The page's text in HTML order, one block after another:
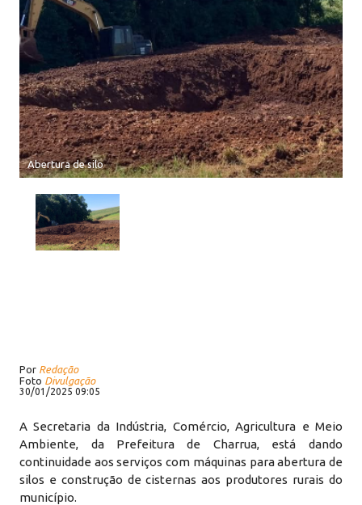
Abertura de silo
Por Redação
Foto Divulgação
30/01/2025 09:05
A Secretaria da Indústria, Comércio, Agricultura e Meio
Ambiente, da Prefeitura de Charrua, está dando
continuidade aos serviços com máquinas para abertura de
silos e construção de cisternas aos produtores rurais do
município.